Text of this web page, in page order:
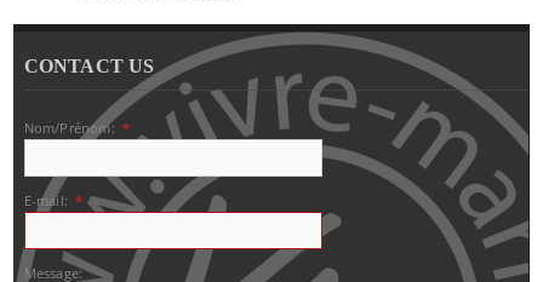
CONTACT US
Nom/Prénom: *
E-mail: *
Message: